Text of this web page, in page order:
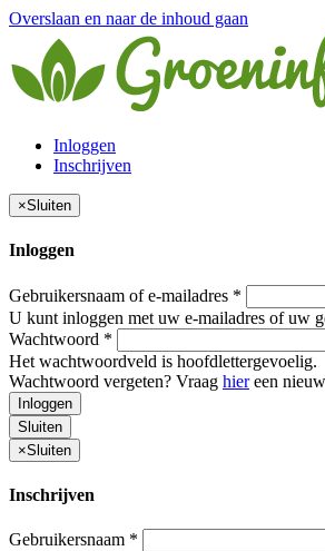
Overslaan en naar de inhoud gaan
Inloggen
Inschrijven
×Sluiten
Inloggen
Gebruikersnaam of e-mailadres *
U kunt inloggen met uw e-mailadres of uw
Wachtwoord *
Het wachtwoordveld is hoofdlettergevoelig.
Wachtwoord vergeten? Vraag hiereen
Inloggen
Sluiten
×Sluiten
Inschrijven
Gebruikersnaam *